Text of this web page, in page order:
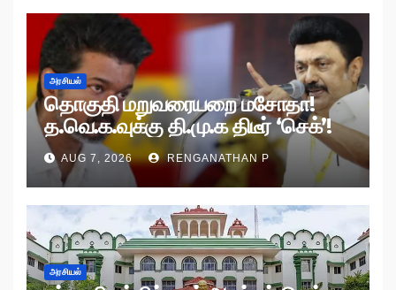
அரசியல்
தொகுதி மறுவரையறை மசோதா!
த.வெ.க.வுக்கு தி.மு.க திடீர் ‘செக்’!
AUG 7, 2026 RENGANATHAN P
அரசியல்